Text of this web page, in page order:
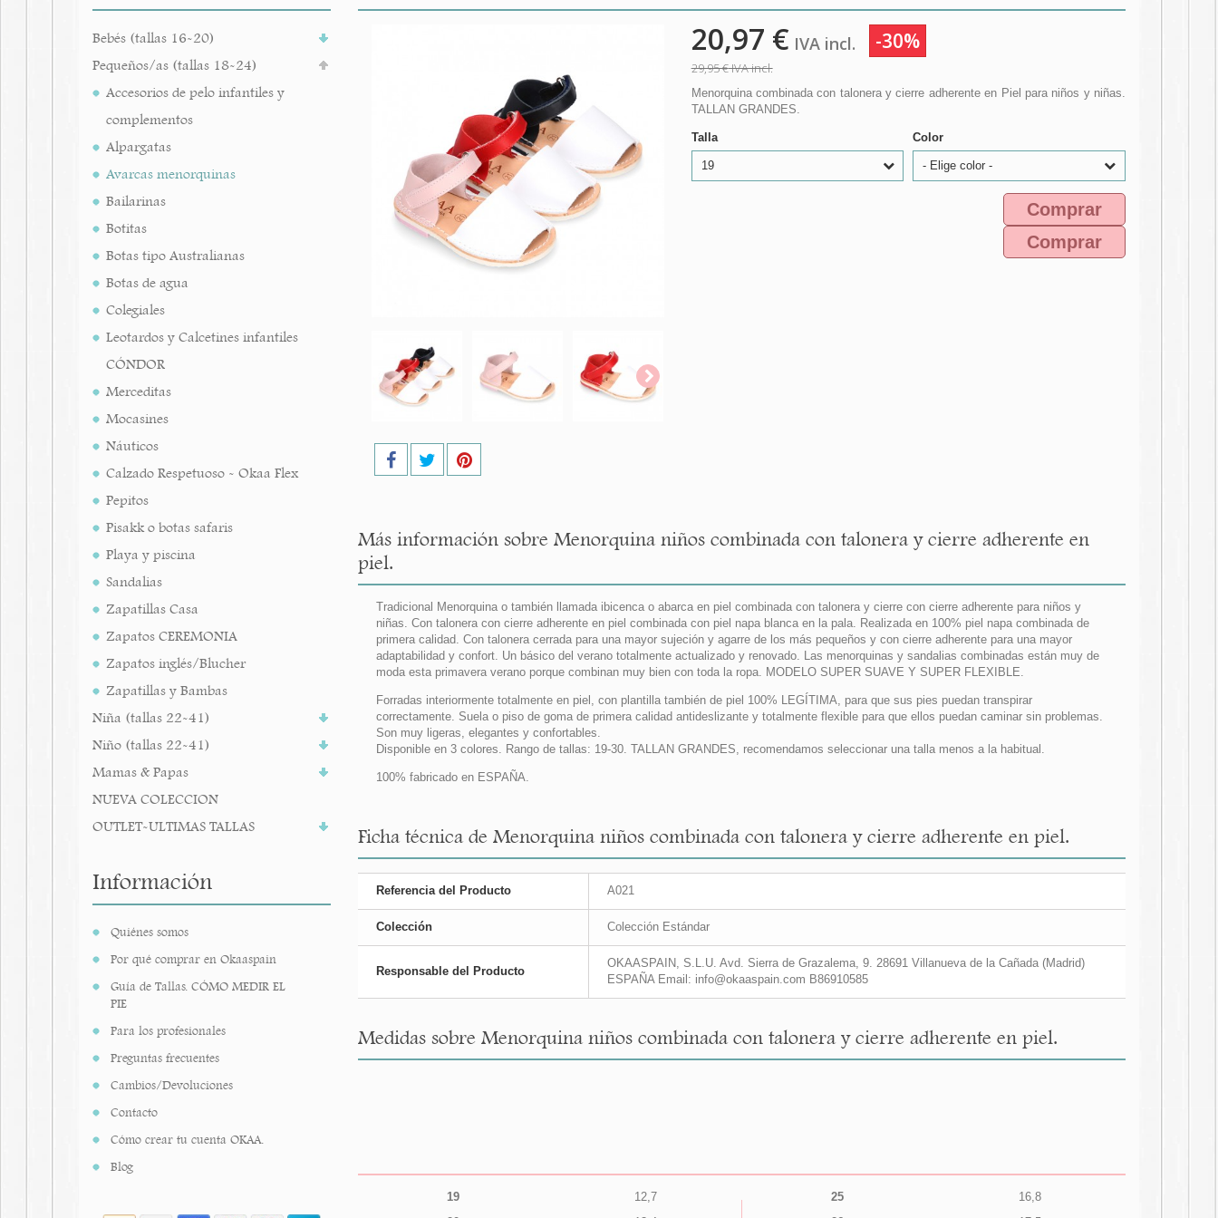
Bebés (tallas 16-20)
Pequeños/as (tallas 18-24)
Accesorios de pelo infantiles y
complementos
Alpargatas
Avarcas menorquinas
Bailarinas
Botitas
Botas tipo Australianas
Botas de agua
Colegiales
Leotardos y Calcetines infantiles
CÓNDOR
Merceditas
Mocasines
Náuticos
Calzado Respetuoso - Okaa Flex
Pepitos
Pisakk o botas safaris
Playa y piscina
Sandalias
Zapatillas Casa
Zapatos CEREMONIA
Zapatos inglés/Blucher
Zapatillas y Bambas
Niña (tallas 22-41)
Niño (tallas 22-41)
Mamas & Papas
NUEVA COLECCION
OUTLET-ULTIMAS TALLAS
Información
Quiénes somos
Por qué comprar en Okaaspain
Guía de Tallas. CÓMO MEDIR EL
PIE
Para los profesionales
Preguntas frecuentes
Cambios/Devoluciones
Contacto
Cómo crear tu cuenta OKAA.
Blog
20,97 € IVA incl. -30%
29,95 €IVA incl.
Menorquina combinada con talonera y cierre adherente en Piel para niños y niñas.
TALLAN GRANDES.
Talla
19
Color
- Elige color -
Comprar
Comprar
Más información sobre Menorquina niños combinada con talonera y cierre adherente en
piel.
Tradicional Menorquina o también llamada ibicenca o abarca en piel combinada con talonera y cierre con cierre adherente para niños y
niñas. Con talonera con cierre adherente en piel combinada con piel napa blanca en la pala. Realizada en 100% piel napa combinada de
primera calidad. Con talonera cerrada para una mayor sujeción y agarre de los más pequeños y con cierre adherente para una mayor
adaptabilidad y confort. Un básico del verano totalmente actualizado y renovado. Las menorquinas y sandalias combinadas están muy de
moda esta primavera verano porque combinan muy bien con toda la ropa. MODELO SUPER SUAVE Y SUPER FLEXIBLE.
Forradas interiormente totalmente en piel, con plantilla también de piel 100% LEGÍTIMA, para que sus pies puedan transpirar
correctamente. Suela o piso de goma de primera calidad antideslizante y totalmente flexible para que ellos puedan caminar sin problemas.
Son muy ligeras, elegantes y confortables.
Disponible en 3 colores. Rango de tallas: 19-30. TALLAN GRANDES, recomendamos seleccionar una talla menos a la habitual.
100% fabricado en ESPAÑA.
Ficha técnica de Menorquina niños combinada con talonera y cierre adherente en piel.
Referencia del Producto A021
Colección Colección Estándar
Responsable del Producto
OKAASPAIN, S.L.U. Avd. Sierra de Grazalema, 9. 28691 Villanueva de la Cañada (Madrid)
ESPAÑA Email: info@okaaspain.com B86910585
Medidas sobre Menorquina niños combinada con talonera y cierre adherente en piel.
19
12,7
25
16,8